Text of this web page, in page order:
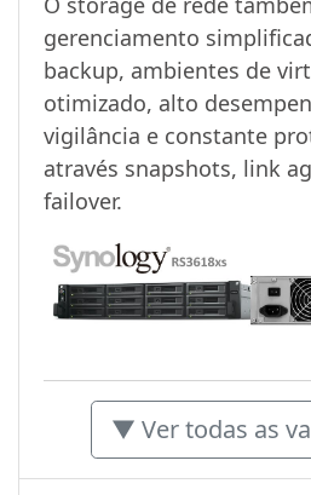
gerenciamento
backup, ambientes de
otimizado, alto
vigilância e constante
através snapshots, link
failover.
▼ Ver todas as